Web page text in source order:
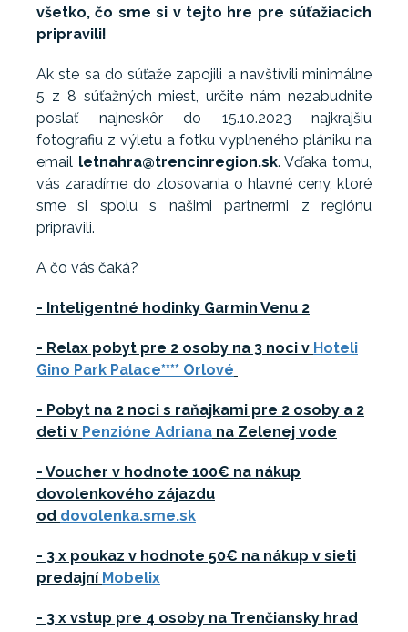
všetko, čo sme si v tejto hre pre súťažiacich
pripravili!
Ak ste sa do súťaže zapojili a navštívili minimálne
5 z 8 súťažných miest, určite nám nezabudnite
poslať najneskôr do 15.10.2023 najkrajšiu
fotografiu z výletu a fotku vyplneného plániku na
email letnahra@trencinregion.sk. Vďaka tomu,
vás zaradíme do zlosovania o hlavné ceny, ktoré
sme si spolu s našimi partnermi z regiónu
pripravili.
A čo vás čaká?
- Inteligentné hodinky Garmin Venu 2
- Relax pobyt pre 2 osoby na 3 noci v Hoteli
Gino Park Palace**** Orlové
- Pobyt na 2 noci s raňajkami pre 2 osoby a 2
deti v Penzióne Adriana na Zelenej vode
- Voucher v hodnote 100€ na nákup
dovolenkového zájazdu
od dovolenka.sme.sk
- 3 x poukaz v hodnote 50€ na nákup v sieti
predajní Mobelix
- 3 x vstup pre 4 osoby na Trenčiansky hrad